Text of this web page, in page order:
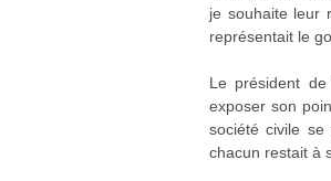
je souhaite leur
représentait le
Le président
exposer son
société civile
chacun restait à